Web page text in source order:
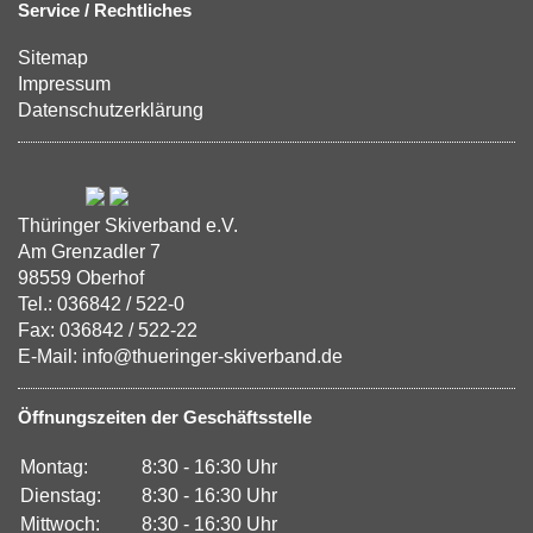
Service / Rechtliches
Sitemap
Impressum
Datenschutzerklärung
Thüringer Skiverband e.V.
Am Grenzadler 7
98559 Oberhof
Tel.: 036842 / 522-0
Fax: 036842 / 522-22
E-Mail: info@thueringer-skiverband.de
Öffnungszeiten der Geschäftsstelle
Montag:
8:30 - 16:30 Uhr
Dienstag:
8:30 - 16:30 Uhr
Mittwoch:
8:30 - 16:30 Uhr